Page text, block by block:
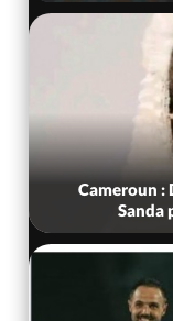
Cameroun :
Sanda